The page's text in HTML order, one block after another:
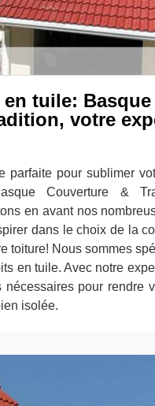
tuile: Basque
votre
parfaite pour sublimer
Couverture &
en avant nos
dans le choix de la
toiture! Nous sommes
en tuile. Avec notre
pour rendre
isolée.